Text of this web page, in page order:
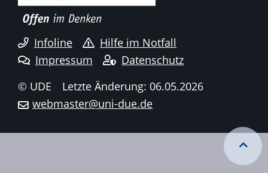
Infoline
Hilfe im Notfall
Impressum
Datenschutz
© UDE
Letzte Änderung: 06.05.2026
webmaster@uni-due.de